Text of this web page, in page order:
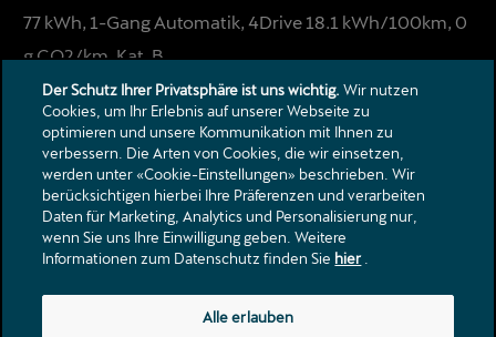
77 kWh, 1-Gang Automatik, 4Drive 18.1 kWh/100km, 0
g CO2/km, Kat. B
Kontakt
Kataloge & Preislisten
Datenschutzerklärung
Der Schutz Ihrer Privatsphäre ist uns wichtig. Wir nutzen
Cookies, um Ihr Erlebnis auf unserer Webseite zu
optimieren und unsere Kommunikation mit Ihnen zu
verbessern. Die Arten von Cookies, die wir einsetzen,
werden unter «Cookie-Einstellungen» beschrieben. Wir
berücksichtigen hierbei Ihre Präferenzen und verarbeiten
Daten für Marketing, Analytics und Personalisierung nur,
wenn Sie uns Ihre Einwilligung geben. Weitere
Informationen zum Datenschutz finden Sie hier.
Alle erlauben